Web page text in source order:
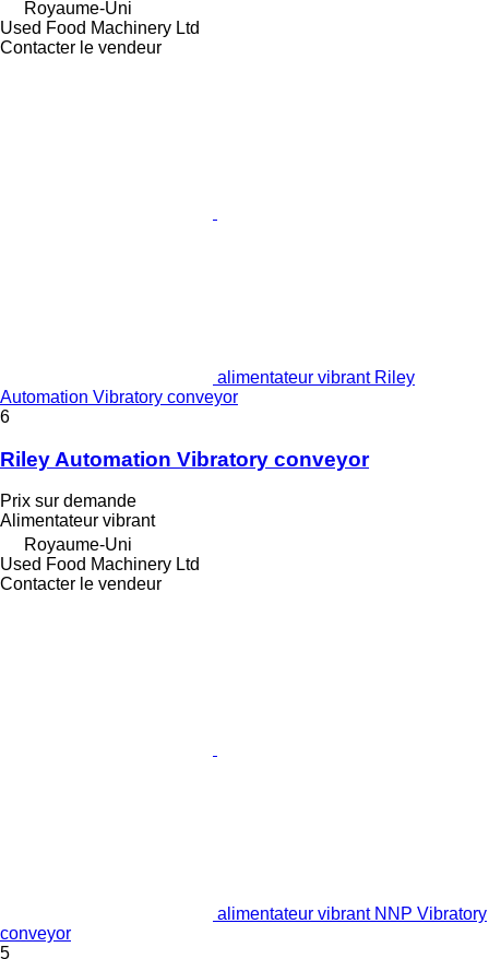
Royaume-Uni
Used Food Machinery Ltd
Contacter le vendeur
alimentateur vibrant Riley
Automation Vibratory conveyor
6
Riley Automation Vibratory conveyor
Prix sur demande
Alimentateur vibrant
Royaume-Uni
Used Food Machinery Ltd
Contacter le vendeur
alimentateur vibrant NNP Vibratory
conveyor
5